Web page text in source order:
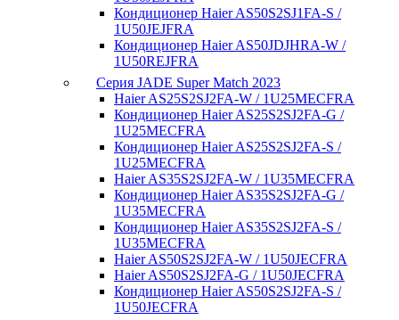
Кондиционер Haier AS50S2SJ1FA-S /
1U50JEJFRA
Кондиционер Haier AS50JDJHRA-W /
1U50REJFRA
Серия JADE Super Match 2023
Haier AS25S2SJ2FA-W / 1U25MECFRA
Кондиционер Haier AS25S2SJ2FA-G /
1U25MECFRA
Кондиционер Haier AS25S2SJ2FA-S /
1U25MECFRA
Haier AS35S2SJ2FA-W / 1U35MECFRA
Кондиционер Haier AS35S2SJ2FA-G /
1U35MECFRA
Кондиционер Haier AS35S2SJ2FA-S /
1U35MECFRA
Haier AS50S2SJ2FA-W / 1U50JECFRA
Haier AS50S2SJ2FA-G / 1U50JECFRA
Кондиционер Haier AS50S2SJ2FA-S /
1U50JECFRA